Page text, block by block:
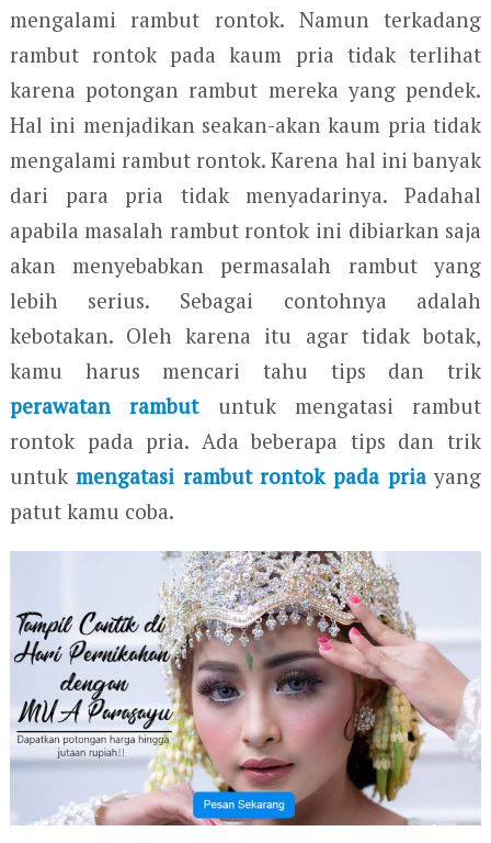
mengalami rambut rontok. Namun terkadang
rambut rontok pada kaum pria tidak terlihat
karena potongan rambut mereka yang pendek.
Hal ini menjadikan seakan-akan kaum pria tidak
mengalami rambut rontok. Karena hal ini banyak
dari para pria tidak menyadarinya. Padahal
apabila masalah rambut rontok ini dibiarkan saja
akan menyebabkan permasalah rambut yang
lebih serius. Sebagai contohnya adalah
kebotakan. Oleh karena itu agar tidak botak,
kamu harus mencari tahu tips dan trik
perawatan rambutuntuk mengatasi rambut
rontok pada pria. Ada beberapa tips dan trik
untukmengatasi rambut rontok pada priayang
patut kamu coba.